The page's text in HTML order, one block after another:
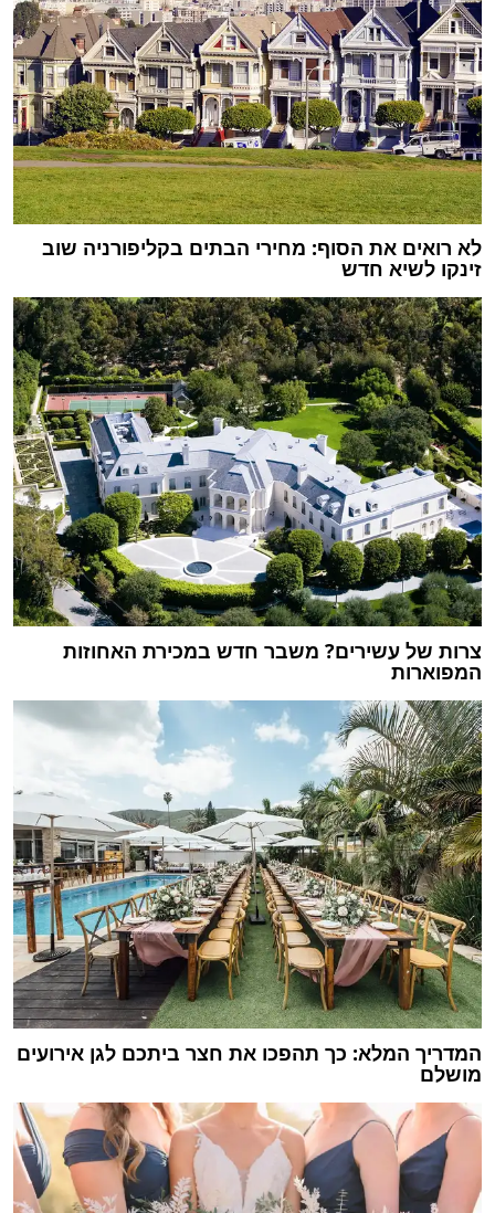
לא רואים את הסוף: מחירי הבתים בקליפורניה שוב
זינקו לשיא חדש
צרות של עשירים? משבר חדש במכירת האחוזות
המפוארות
המדריך המלא: כך תהפכו את חצר ביתכם לגן אירועים
מושלם